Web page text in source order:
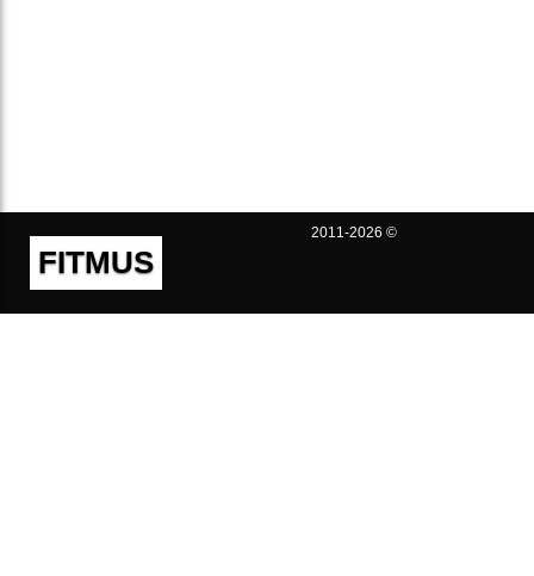
FITMUS
2011-2026 ©